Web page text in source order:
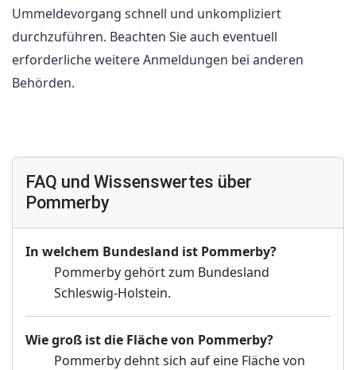
Ummeldevorgang schnell und unkompliziert
durchzuführen. Beachten Sie auch eventuell
erforderliche weitere Anmeldungen bei anderen
Behörden.
FAQ und Wissenswertes über
Pommerby
In welchem Bundesland ist Pommerby?
Pommerby gehört zum Bundesland
Schleswig-Holstein.
Wie groß ist die Fläche von Pommerby?
Pommerby dehnt sich auf eine Fläche von